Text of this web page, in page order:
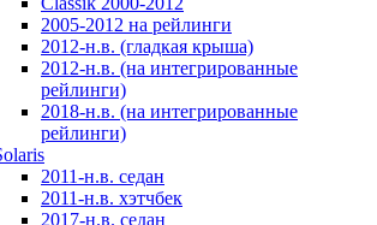
2005-2012 на рейлинги
2012-н.в. (гладкая крыша)
2012-н.в. (на интегрированные
рейлинги)
2018-н.в. (на интегрированные
рейлинги)
2011-н.в. седан
2011-н.в. хэтчбек
2017-н.в. седан